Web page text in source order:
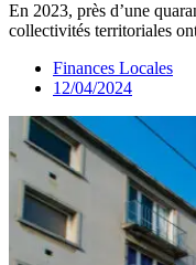
En 2023, près d’une
collectivités territoriales
Finances Locales
12/04/2024